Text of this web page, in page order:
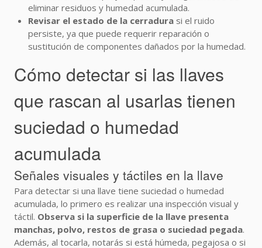
eliminar residuos y humedad acumulada.
Revisar el estado de la cerradura si el ruido
persiste, ya que puede requerir reparación o
sustitución de componentes dañados por la humedad.
Cómo detectar si las llaves
que rascan al usarlas tienen
suciedad o humedad
acumulada
Señales visuales y táctiles en la llave
Para detectar si una llave tiene suciedad o humedad
acumulada, lo primero es realizar una inspección visual y
táctil. Observa si la superficie de la llave presenta
manchas, polvo, restos de grasa o suciedad pegada.
Además, al tocarla, notarás si está húmeda, pegajosa o si